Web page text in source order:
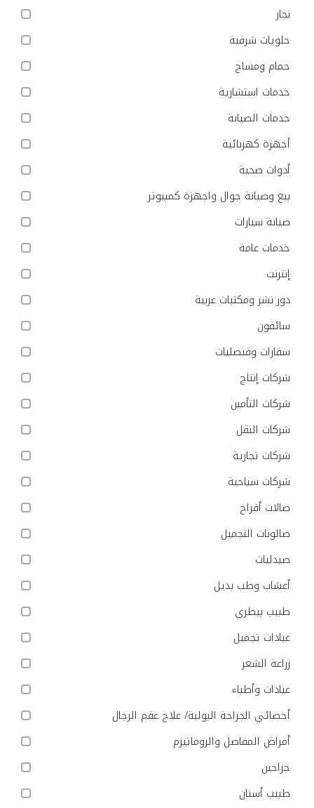
نجار
حلويات شرقية
حمام ومساج
خدمات استشارية
خدمات الصيانة
أجهزة كهربائية
أدوات صحية
بيع وصيانة جوال واجهزة كمبيوتر
صيانة سيارات
خدمات عامة
إنترنت
دور نشر ومكتبات عربية
سائقون
سفارات وقنصليات
شركات إنتاج
شركات التأمين
شركات النقل
شركات تجارية
شركات سياحية
صالات أفراح
صالونات التجميل
صيدليات
أعشاب وطب بديل
طبيب بيطري
عيادات تجميل
زراعة الشعر
عيادات وأطباء
أخصائي الجراحة البولية/ علاج عقم الرجال
أمراض المفاصل والروماتيزم
جراحين
طبيب أسنان